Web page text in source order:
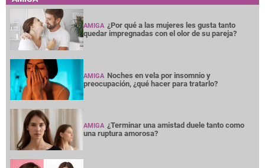
AMIGA ¿Por qué a las mujeres les gusta tanto
quedar impregnadas con el olor de su pareja?
AMIGA Noches en vela por insomnio y
preocupación, ¿qué hacer para tratarlo?
AMIGA ¿Terminar una amistad duele tanto como
una ruptura amorosa?